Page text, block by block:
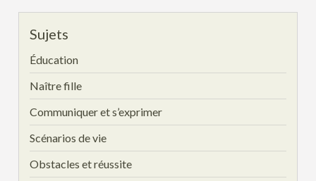
Sujets
Éducation
Naître fille
Communiquer et s’exprimer
Scénarios de vie
Obstacles et réussite